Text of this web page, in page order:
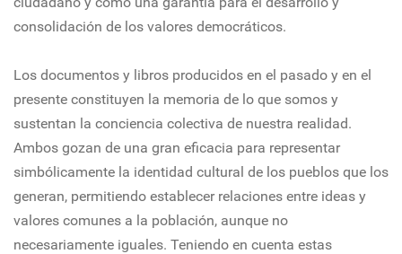
consolidación de los valores democráticos.
Los documentos y libros producidos en el pasado y en el
presente constituyen la memoria de lo que somos y
sustentan la conciencia colectiva de nuestra realidad.
Ambos gozan de una gran eficacia para representar
simbólicamente la identidad cultural de los pueblos que los
generan, permitiendo establecer relaciones entre ideas y
valores comunes a la población, aunque no
necesariamente iguales. Teniendo en cuenta estas